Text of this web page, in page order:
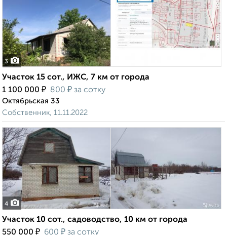
3
Участок 15 сот., ИЖС, 7 км от города
1 100 000 ₽ 800 ₽ за сотку
Октябрьская 33
Собственник, 11.11.2022
4
Участок 10 сот., садоводство, 10 км от города
550 000 ₽ 600 ₽ за сотку